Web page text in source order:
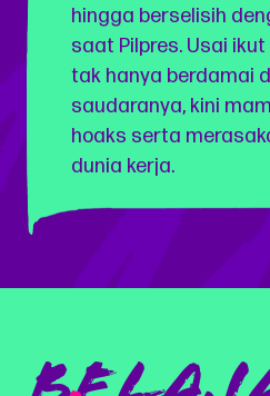
hingga berselisih
saat Pilpres. Usai ikut
tak hanya berdamai
saudaranya, kini
hoaks serta
dunia kerja.